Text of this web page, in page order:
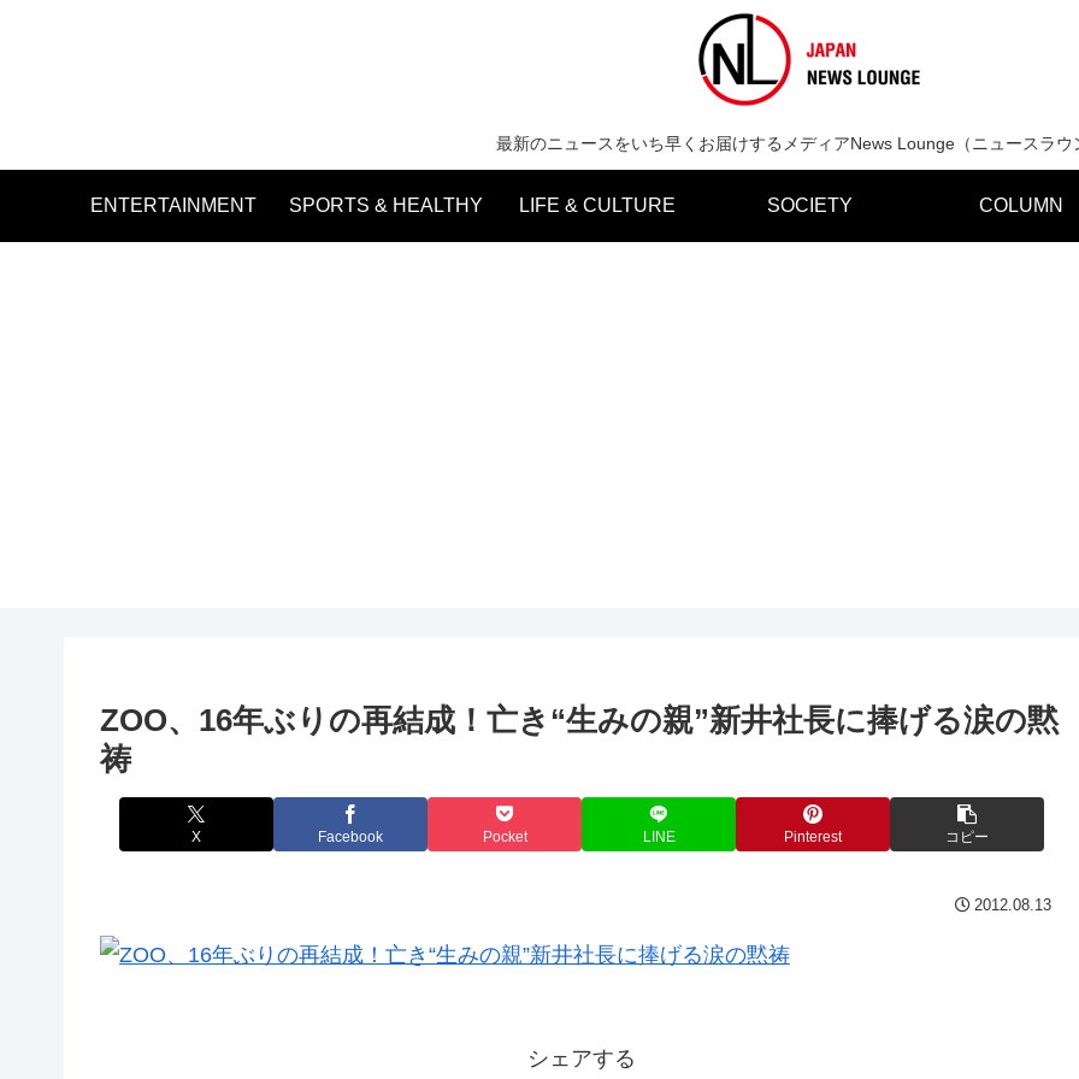
最新のニュースをいち早くお届けするメディアNews Lounge（ニュースラウ
ENTERTAINMENT SPORTS & HEALTHY LIFE & CULTURE SOCIETY COLUMN
ZOO、16年ぶりの再結成！亡き“生みの親”新井社長に捧げる涙の黙
祷
X Facebook Pocket LINE Pinterest コピー
2012.08.13
シェアする